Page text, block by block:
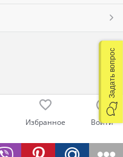
Избранное Войти
Задать вопрос